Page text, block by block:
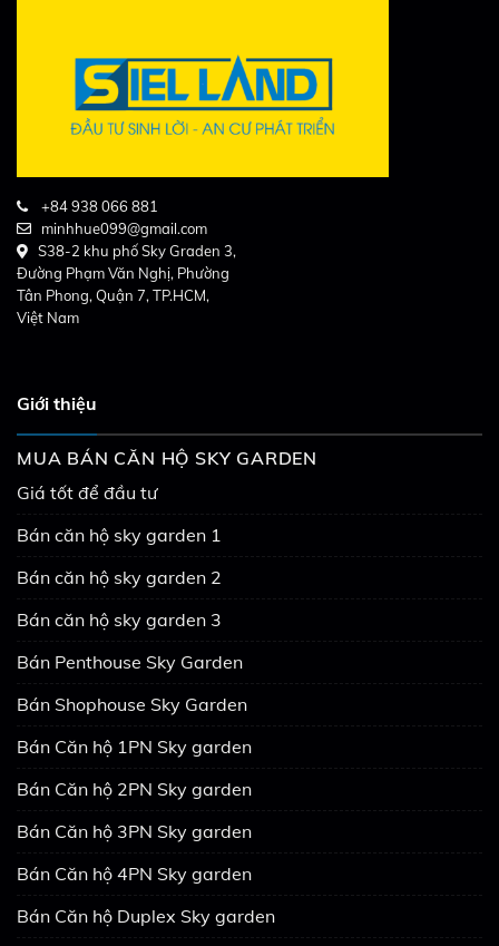
+84 938 066 881
minhhue099@gmail.com
S38-2 khu phố Sky Graden 3,
Đường Phạm Văn Nghị, Phường
Tân Phong, Quận 7, TP.HCM,
Việt Nam
Giới thiệu
MUA BÁN CĂN HỘ SKY GARDEN
Giá tốt để đầu tư
Bán căn hộ sky garden 1
Bán căn hộ sky garden 2
Bán căn hộ sky garden 3
Bán Penthouse Sky Garden
Bán Shophouse Sky Garden
Bán Căn hộ 1PN Sky garden
Bán Căn hộ 2PN Sky garden
Bán Căn hộ 3PN Sky garden
Bán Căn hộ 4PN Sky garden
Bán Căn hộ Duplex Sky garden